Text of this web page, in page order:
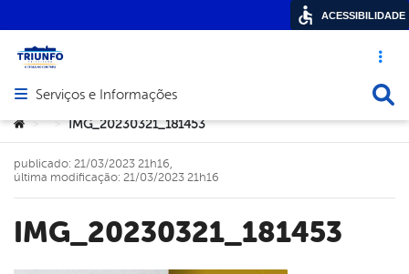
Acesso
Abrir menu principal de navegação
Serviços e Informações
Você está aqui:
> > IMG_20230321_181453
IMG_20230321_181453
publicado: 21/03/2023 21h16,
última modificação: 21/03/2023 21h16
ACESSIBILIDADE